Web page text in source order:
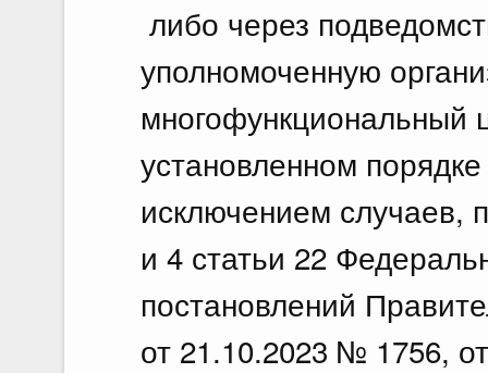
либо через
уполномоченную
многофункциональный
установленном
исключением случаев,
и 4 статьи 22
постановлений
от 21.10.2023 № 1756,